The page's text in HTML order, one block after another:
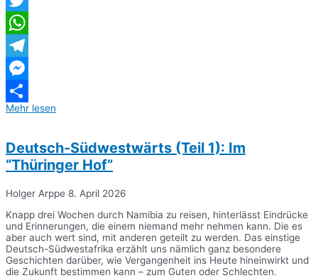
Twitter
WhatsApp
Telegram
Messenger
Teilen
Mehr lesen
Deutsch-Südwestwärts (Teil 1): Im
“Thüringer Hof”
Holger Arppe 8. April 2026
Knapp drei Wochen durch Namibia zu reisen, hinterlässt Eindrücke
und Erinnerungen, die einem niemand mehr nehmen kann. Die es
aber auch wert sind, mit anderen geteilt zu werden. Das einstige
Deutsch-Südwestafrika erzählt uns nämlich ganz besondere
Geschichten darüber, wie Vergangenheit ins Heute hineinwirkt und
die Zukunft bestimmen kann – zum Guten oder Schlechten.